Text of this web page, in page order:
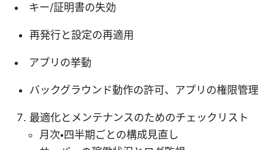
キー/証明書の失効
再発行と設定の再適用
アプリの挙動
バックグラウンド動作の許可、アプリの権限管理
最適化とメンテナンスのためのチェックリスト
月次・四半期ごとの構成見直し